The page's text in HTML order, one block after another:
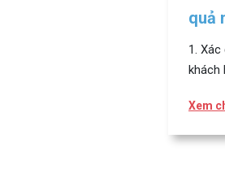
quả
1.
khách
Xem